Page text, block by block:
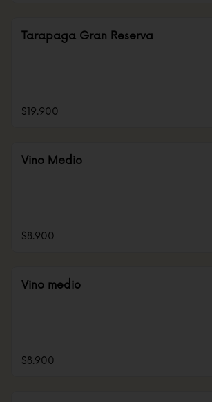
Tarapaga Gran Reserva
$19.900
Vino Medio
$8.900
Vino medio
$8.900